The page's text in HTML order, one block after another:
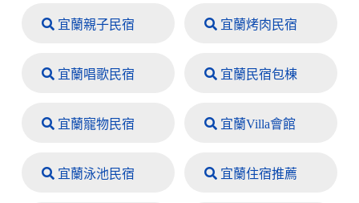
宜蘭親子民宿 宜蘭烤肉民宿
宜蘭唱歌民宿 宜蘭民宿包棟
宜蘭寵物民宿 宜蘭Villa會館
宜蘭泳池民宿 宜蘭住宿推薦